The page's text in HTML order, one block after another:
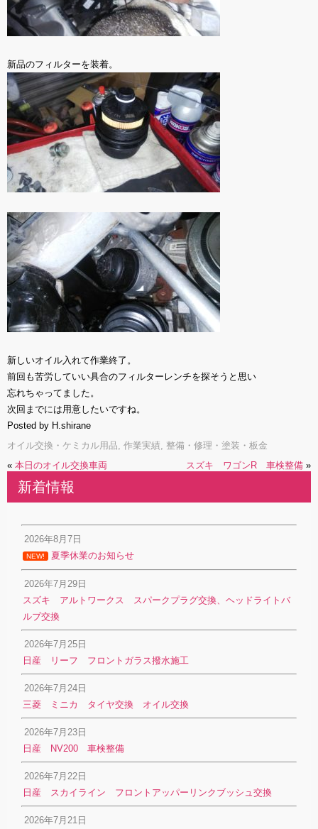
新品のフィルターを装着。
新しいオイル入れて作業終了。
前回も苦労していい具合のフィルターレンチを探そうと思い
忘れちゃってました。
次回までには用意したいですね。
Posted by H.shirane
オイル交換・ケミカル用品, 作業実績, 整備・修理・塗装・板金
« 本日のオイル交換車両 スズキ ワゴンR 車検整備 »
新着情報
2026年8月7日
NEW! 夏季休業のお知らせ
2026年7月29日
スズキ アルトワークス スパークプラグ交換、ヘッドライトバ
ルブ交換
2026年7月25日
日産 リーフ フロントガラス撥水施工
2026年7月24日
三菱 ミニカ タイヤ交換 オイル交換
2026年7月23日
日産 NV200 車検整備
2026年7月22日
日産 スカイライン フロントアッパーリンクブッシュ交換
2026年7月21日